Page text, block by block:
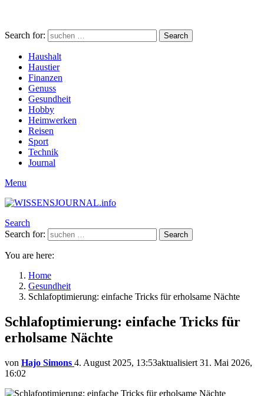
Search for: Search
Haushalt
Haustier
Finanzen
Genuss
Gesundheit
Hobby
Heimwerken
Reisen
Sport
Technik
Journal
Menu
Search
Search for:
Search
You are here:
Home
Gesundheit
Schlafoptimierung: einfache Tricks für erholsame Nächte
Schlafoptimierung: einfache Tricks für
erholsame Nächte
von Hajo Simons 4. August 2025, 13:53aktualisiert 31. Mai 2026,
16:02